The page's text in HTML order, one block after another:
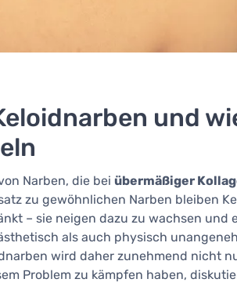
und
Narben, die bei übermäßiger
zu gewöhnlichen Narben bleiben
– sie neigen dazu zu wachsen und
als auch physisch
wird daher zunehmend nicht
Problem zu kämpfen haben,